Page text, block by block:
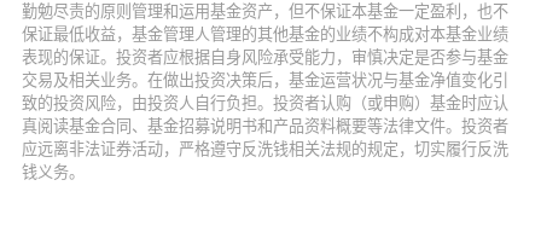
勤勉尽责的原则管理和运用基金资产，但不保证本基金一定盈利，也不
保证最低收益，基金管理人管理的其他基金的业绩不构成对本基金业绩
表现的保证。投资者应根据自身风险承受能力，审慎决定是否参与基金
交易及相关业务。在做出投资决策后，基金运营状况与基金净值变化引
致的投资风险，由投资人自行负担。投资者认购（或申购）基金时应认
真阅读基金合同、基金招募说明书和产品资料概要等法律文件。投资者
应远离非法证券活动，严格遵守反洗钱相关法规的规定，切实履行反洗
钱义务。